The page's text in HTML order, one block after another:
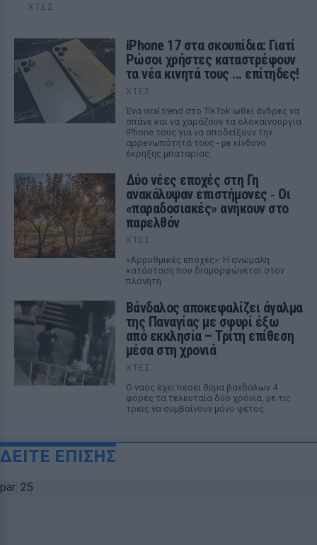
ΧΤΕΣ
iPhone 17 στα σκουπίδια: Γιατί
Ρώσοι χρήστες καταστρέφουν
τα νέα κινητά τους ... επίτηδες!
ΧΤΕΣ
Ένα viral trend στο TikTok ωθεί άνδρες να
σπάνε και να χαράζουν τα ολοκαίνουργια
iPhone τους για να αποδείξουν την
αρρενωπότητά τους - με κίνδυνο
έκρηξης μπαταρίας.
Δύο νέες εποχές στη Γη
ανακάλυψαν επιστήμονες ‑ Oι
«παραδοσιακές» ανήκουν στο
παρελθόν
ΧΤΕΣ
«Αρρυθμικές εποχές»: Η ανώμαλη
κατάσταση που διαμορφώνεται στον
πλανήτη
Βάνδαλος αποκεφαλίζει άγαλμα
της Παναγίας με σφυρί έξω
από εκκλησία – Τρίτη επίθεση
μέσα στη χρονιά
ΧΤΕΣ
Ο ναός έχει πέσει θύμα βανδάλων 4
φορές τα τελευταία δύο χρόνια, με τις
τρεις να συμβαίνουν μόνο φέτος
ΔΕΙΤΕ ΕΠΙΣΗΣ
par: 25